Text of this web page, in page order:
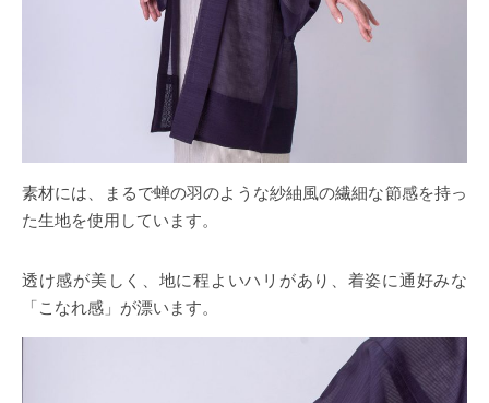
素材には、まるで蝉の羽のような紗紬風の繊細な節感を持っ
た生地を使用しています。
透け感が美しく、地に程よいハリがあり、着姿に通好みな
「こなれ感」が漂います。